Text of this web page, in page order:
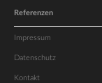
Referenzen
Impressum
Datenschutz
Kontakt